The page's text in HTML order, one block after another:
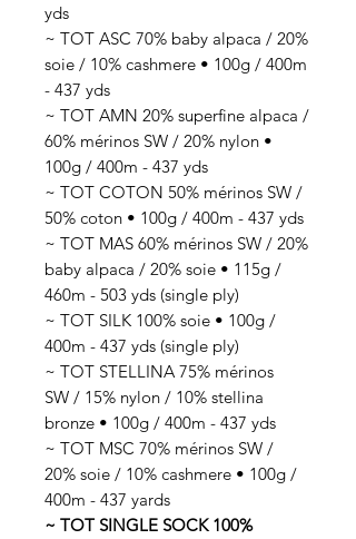
yds
~ TOT ASC 70% baby alpaca / 20%
soie / 10% cashmere • 100g / 400m
- 437 yds
~ TOT AMN 20% superfine alpaca /
60% mérinos SW / 20% nylon •
100g / 400m - 437 yds
~ TOT COTON 50% mérinos SW /
50% coton • 100g / 400m - 437 yds
~ TOT MAS 60% mérinos SW / 20%
baby alpaca / 20% soie • 115g /
460m - 503 yds (single ply)
~ TOT SILK 100% soie • 100g /
400m - 437 yds (single ply)
~ TOT STELLINA 75% mérinos
SW / 15% nylon / 10% stellina
bronze • 100g / 400m - 437 yds
~ TOT MSC 70% mérinos SW /
20% soie / 10% cashmere • 100g /
400m - 437 yards
~ TOT SINGLE SOCK 100%